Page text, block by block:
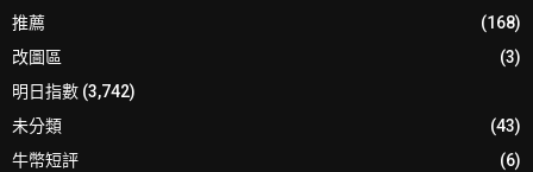
推薦
(168)
改圖區
(3)
明日指數 (3,742)
未分類
(43)
牛幣短評
(6)